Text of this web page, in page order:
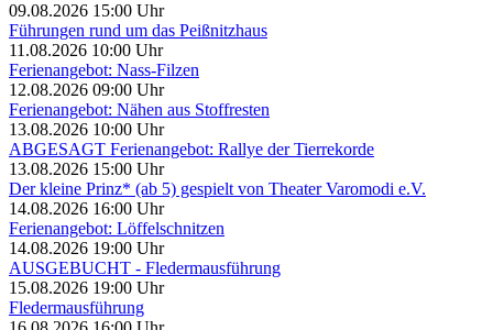
09.08.2026 15:00 Uhr
Führungen rund um das Peißnitzhaus
11.08.2026 10:00 Uhr
Ferienangebot: Nass-Filzen
12.08.2026 09:00 Uhr
Ferienangebot: Nähen aus Stoffresten
13.08.2026 10:00 Uhr
ABGESAGT Ferienangebot: Rallye der Tierrekorde
13.08.2026 15:00 Uhr
Der kleine Prinz* (ab 5) gespielt von Theater Varomodi e.V.
14.08.2026 16:00 Uhr
Ferienangebot: Löffelschnitzen
14.08.2026 19:00 Uhr
AUSGEBUCHT - Fledermausführung
15.08.2026 19:00 Uhr
Fledermausführung